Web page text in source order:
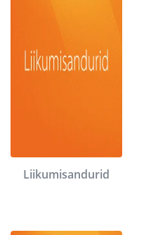
Liikumisandurid